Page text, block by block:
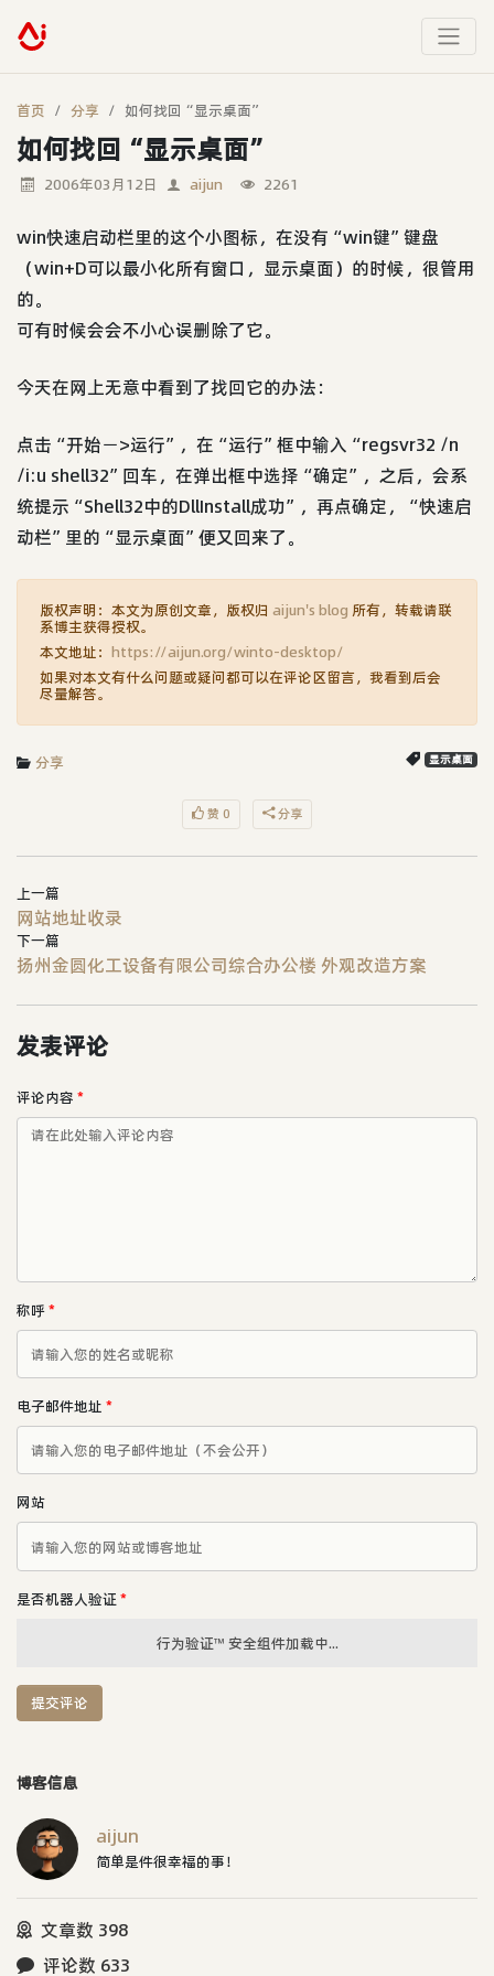
首页 分享 如何找回“显示桌面”
如何找回“显示桌面”
2006年03月12日 aijun 2261
win快速启动栏里的这个小图标，在没有“win键”键盘
（win+D可以最小化所有窗口，显示桌面）的时候，很管用
的。
可有时候会会不小心误删除了它。
今天在网上无意中看到了找回它的办法：
点击“开始－>运行”，在“运行”框中输入“regsvr32 /n
/i:u shell32”回车，在弹出框中选择“确定”，之后，会系
统提示“Shell32中的DllInstall成功”，再点确定，“快速启
动栏”里的“显示桌面”便又回来了。
版权声明：本文为原创文章，版权归 aijun's blog 所有，转载请联
系博主获得授权。
本文地址： https://aijun.org/winto-desktop/
如果对本文有什么问题或疑问都可以在评论区留言，我看到后会
尽量解答。
分享 显示桌面
赞 0 分享
上一篇
网站地址收录
下一篇
扬州金圆化工设备有限公司综合办公楼 外观改造方案
发表评论
评论内容 *
称呼*
电子邮件地址 *
网站
是否机器人验证 *
行为验证™ 安全组件加载中...
提交评论
博客信息
aijun
简单是件很幸福的事！
文章数 398
评论数 633